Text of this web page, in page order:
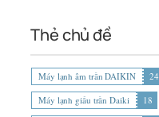
Thẻ chủ đề
Máy lạnh âm trần DAIKIN 24
Máy lạnh giấu trần Daiki
18